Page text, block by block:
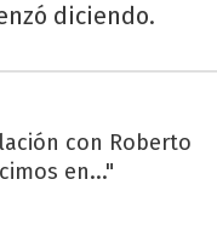
diciendo.
con Roberto
en..."